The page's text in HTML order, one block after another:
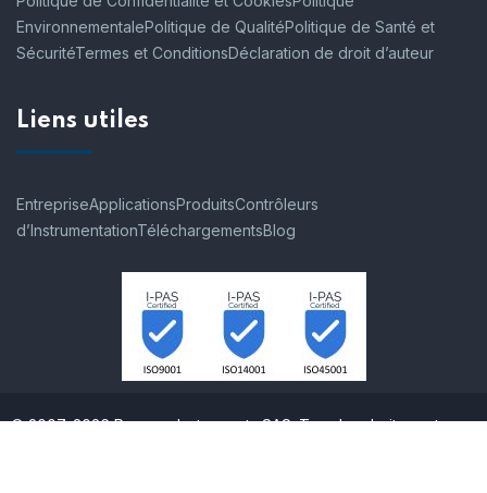
EnvironnementalePolitique de QualitéPolitique de Santé et
SécuritéTermes et ConditionsDéclaration de droit d’auteur
Liens utiles
EntrepriseApplicationsProduitsContrôleurs
d’InstrumentationTéléchargementsBlog
© 2007-2026 Process Instruments SAS. Tous les droits sont